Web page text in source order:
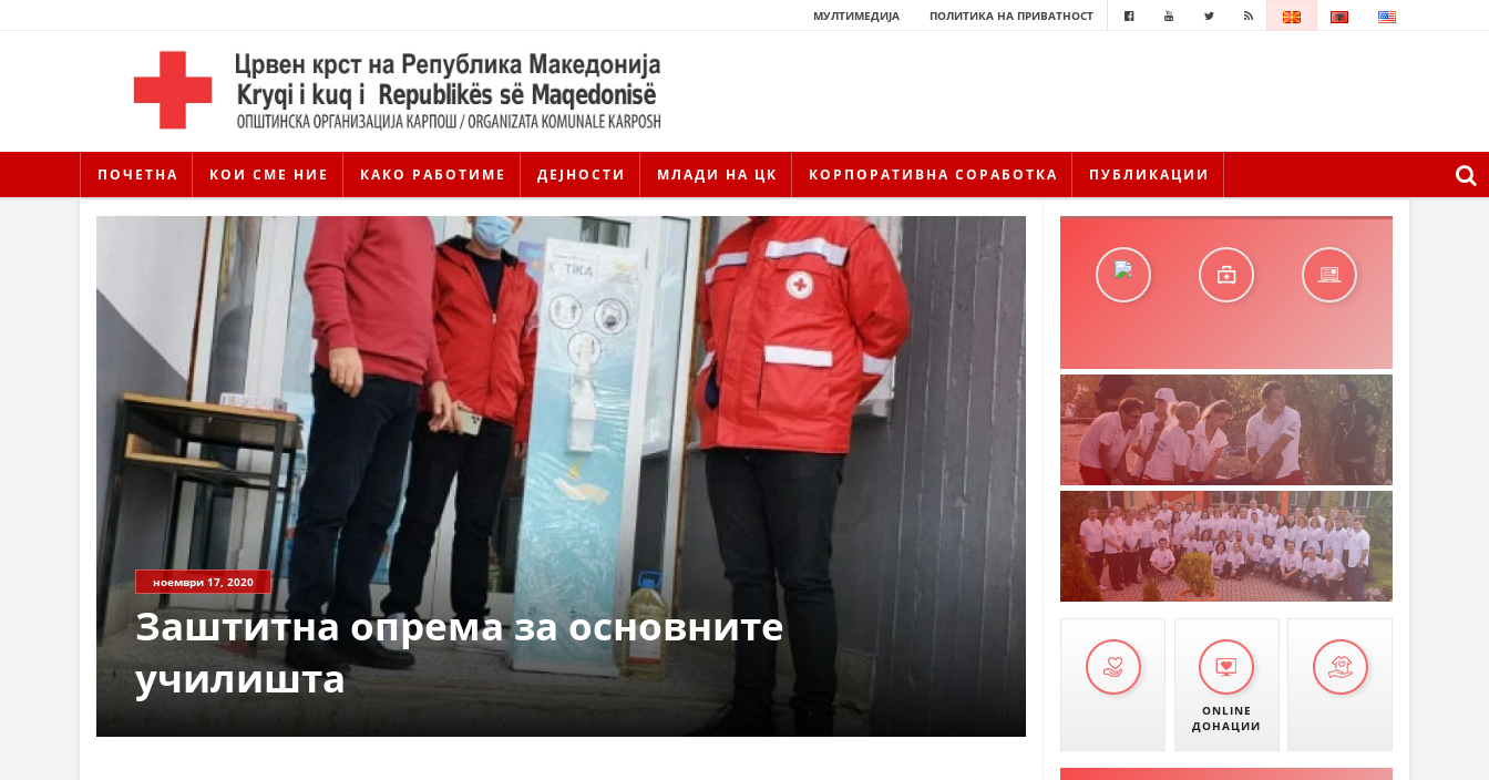
МУЛТИМЕДИЈА ПОЛИТИКА НА ПРИВАТНОСТ
ПОЧЕТНА КОИ СМЕ НИЕ КАКО РАБОТИМЕ ДЕЈНОСТИ МЛАДИ НА ЦК КОРПОРАТИВНА СОРАБОТКА ПУБЛИКАЦИИ
ДЕЈСТВУВАЊЕ
ноември 17, 2020
Заштитна опрема за основните
училишта
ONLINE
ДОНАЦИИ